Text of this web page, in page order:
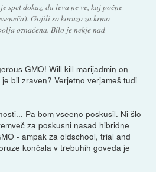
spet dokaz, da leva ne ve, kaj počne
Gojili so koruzo za krmo
označena. Bilo je nekje nad
GMO! Will kill marijadmin on
bil zraven? Verjetno verjameš tudi
Pa bom vseeno poskusil. Ni šlo
za poskusni nasad hibridne
- ampak za oldschool, trial and
končala v trebuhih goveda je